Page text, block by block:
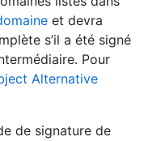
et devra
s’il a été signé
Pour
Alternative
de signature de